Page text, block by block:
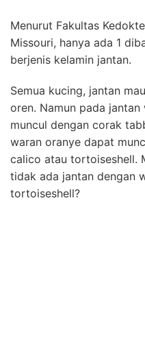
Menurut Fakultas
Missouri, hanya ada 1
berjenis kelamin jantan.
Semua kucing, jantan
oren. Namun pada
muncul dengan corak
waran oranye dapat
calico atau tortoiseshell.
tidak ada jantan dengan
tortoiseshell?